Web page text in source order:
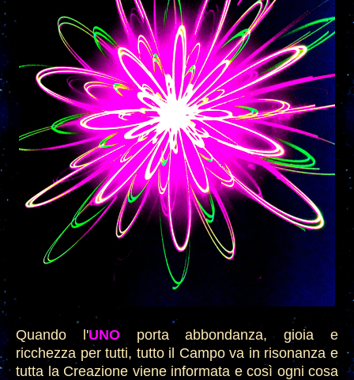
Quando l'UNOporta abbondanza, gioia e
ricchezza per tutti, tutto il Campo va in risonanza e
tutta la Creazione viene informata e così ogni cosa